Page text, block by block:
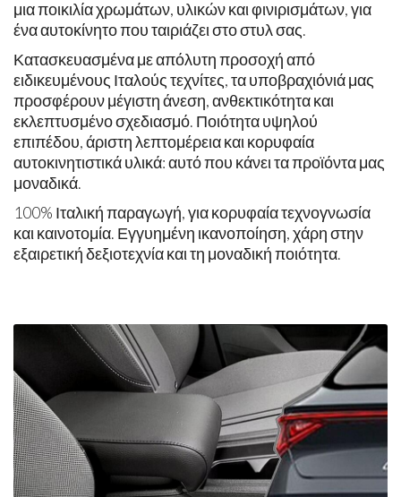
μια ποικιλία χρωμάτων, υλικών και φινιρισμάτων, για
ένα αυτοκίνητο που ταιριάζει στο στυλ σας.
Κατασκευασμένα με απόλυτη προσοχή από
ειδικευμένους Ιταλούς τεχνίτες, τα υποβραχιόνιά μας
προσφέρουν μέγιστη άνεση, ανθεκτικότητα και
εκλεπτυσμένο σχεδιασμό. Ποιότητα υψηλού
επιπέδου, άριστη λεπτομέρεια και κορυφαία
αυτοκινητιστικά υλικά: αυτό που κάνει τα προϊόντα μας
μοναδικά.
100% Ιταλική παραγωγή, για κορυφαία τεχνογνωσία
και καινοτομία. Εγγυημένη ικανοποίηση, χάρη στην
εξαιρετική δεξιοτεχνία και τη μοναδική ποιότητα.